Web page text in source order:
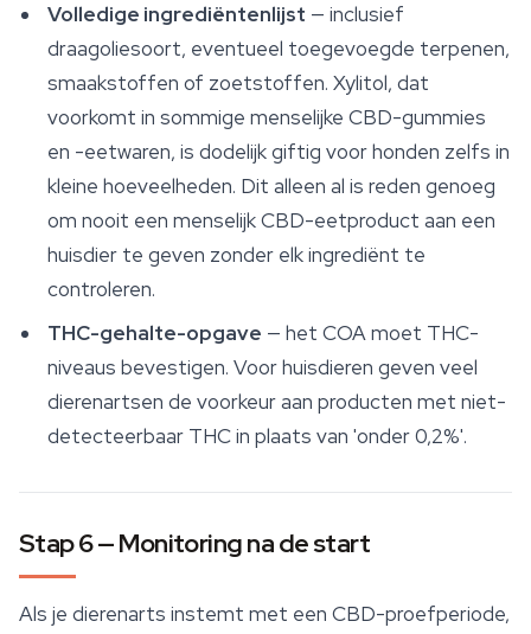
Volledige ingrediëntenlijst — inclusief
draagoliesoort, eventueel toegevoegde terpenen,
smaakstoffen of zoetstoffen. Xylitol, dat
voorkomt in sommige menselijke CBD-gummies
en -eetwaren, is dodelijk giftig voor honden zelfs in
kleine hoeveelheden. Dit alleen al is reden genoeg
om nooit een menselijk CBD-eetproduct aan een
huisdier te geven zonder elk ingrediënt te
controleren.
THC-gehalte-opgave — het COA moet THC-
niveaus bevestigen. Voor huisdieren geven veel
dierenartsen de voorkeur aan producten met niet-
detecteerbaar THC in plaats van 'onder 0,2%'.
Stap 6 — Monitoring na de start
Als je dierenarts instemt met een CBD-proefperiode,